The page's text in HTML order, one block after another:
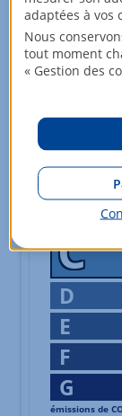
Échelle de
Dont
peu
A
B
C
D
E
F
G
émissions de
adaptées à vos
Nous
tout moment
« Gestion des